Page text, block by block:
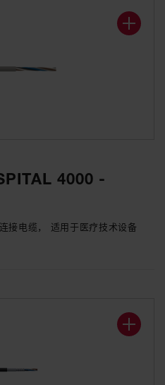
4000 -
接电缆， 适用于医疗技术设备